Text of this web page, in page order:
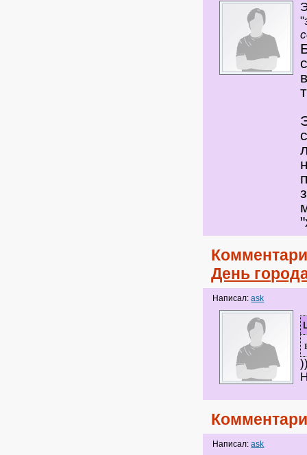
День
Написал:ask
Написал:ask